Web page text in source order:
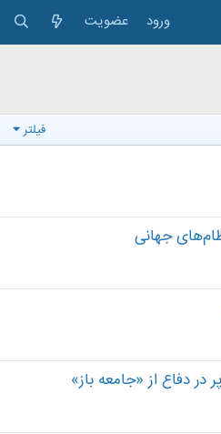
ورود عضویت
فیلتر
جهانی
دفاع از «جامعه باز»